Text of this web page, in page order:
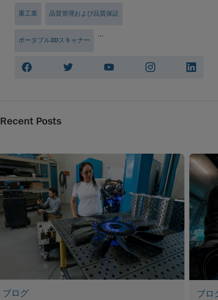
重工業 品質管理および品質保証
ポータブル3Dスキャナー
...
Recent Posts
ブログ ブロ